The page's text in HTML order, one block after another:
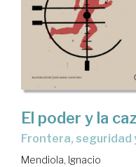
El poder y la
frontera,
Mendiola, Ignacio